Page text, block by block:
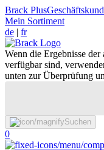
Brack Plus
Mein Sortiment
de | fr
Wenn die Ergebnisse
verfügbar sind,
unten zur Überprüfung
Suchen
0